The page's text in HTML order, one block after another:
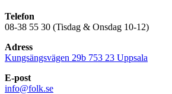
Telefon
08-38 55 30 (Tisdag & Onsdag 10-12)
Adress
Kungsängsvägen 29b 753 23 Uppsala
E-post
info@folk.se